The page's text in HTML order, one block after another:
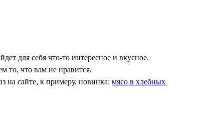
для себя что-то интересное и вкусное.
то, что вам не нравится.
на сайте, к примеру, новинка: мясо в хлебных